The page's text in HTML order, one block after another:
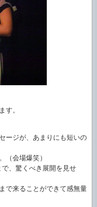
す。
ージが、あまりにも短いの
（会場爆笑）
、驚くべき展開を見せ
で来ることができて感無量